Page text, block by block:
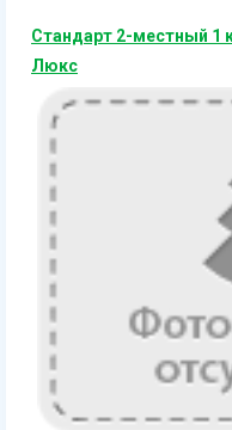
Стандарт 2-местный 1
Люкс